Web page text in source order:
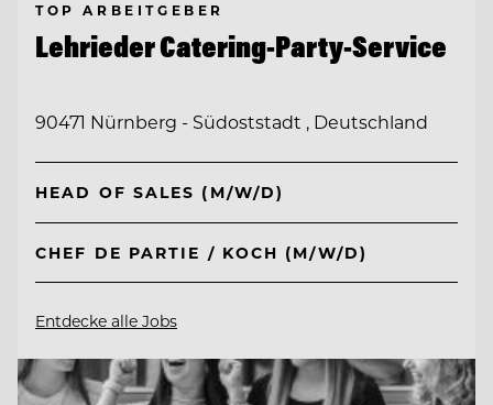
TOP ARBEITGEBER
Lehrieder Catering-Party-Service
90471 Nürnberg - Südoststadt , Deutschland
HEAD OF SALES (M/W/D)
CHEF DE PARTIE / KOCH (M/W/D)
Entdecke alle Jobs